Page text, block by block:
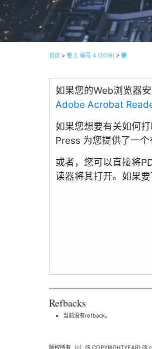
首页 > 卷 2, 编号 4 (2019) > 徐
如果您的Web浏览器
Adobe Acrobat
如果您想要有关如何
Press 为您提供了一个
或者，您可以直接将
读器将其打开。如果
Refbacks
当前没有refback。
版权所有（c）{$ COPYRIGHTYEAR}